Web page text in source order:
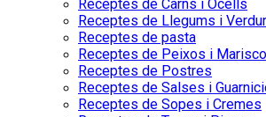
Receptes de Carns i Ocells
Receptes de Llegums i
Receptes de pasta
Receptes de Peixos i
Receptes de Postres
Receptes de Salses i
Receptes de Sopes i Cremes